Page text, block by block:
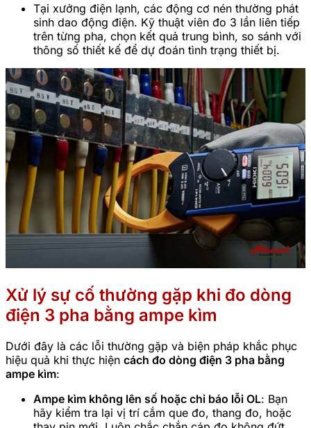
Tại xưởng điện lạnh, các động cơ nén thường phát
sinh dao động điện. Kỹ thuật viên đo 3 lần liên tiếp
trên từng pha, chọn kết quả trung bình, so sánh với
thông số thiết kế để dự đoán tình trạng thiết bị.
Xử lý sự cố thường gặp khi đo dòng
điện 3 pha bằng ampe kìm
Dưới đây là các lỗi thường gặp và biện pháp khắc phục
hiệu quả khi thực hiện cách đo dòng điện 3 pha bằng
ampe kìm:
Ampe kìm không lên số hoặc chỉ báo lỗi OL: Bạn
hãy kiểm tra lại vị trí cắm que đo, thang đo, hoặc